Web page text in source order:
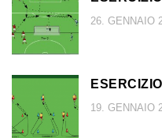
26. GENNAIO
19. GENNAIO